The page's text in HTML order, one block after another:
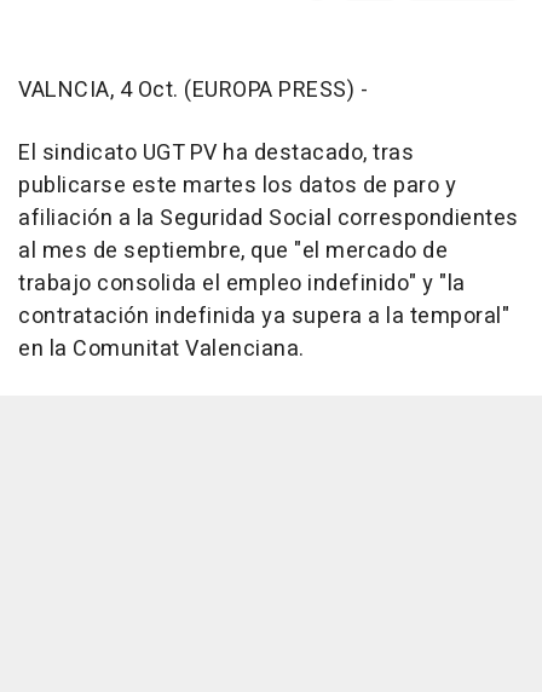
VALNCIA, 4 Oct. (EUROPA PRESS) -
El sindicato UGT PV ha destacado, tras
publicarse este martes los datos de paro y
afiliación a la Seguridad Social correspondientes
al mes de septiembre, que "el mercado de
trabajo consolida el empleo indefinido" y "la
contratación indefinida ya supera a la temporal"
en la Comunitat Valenciana.